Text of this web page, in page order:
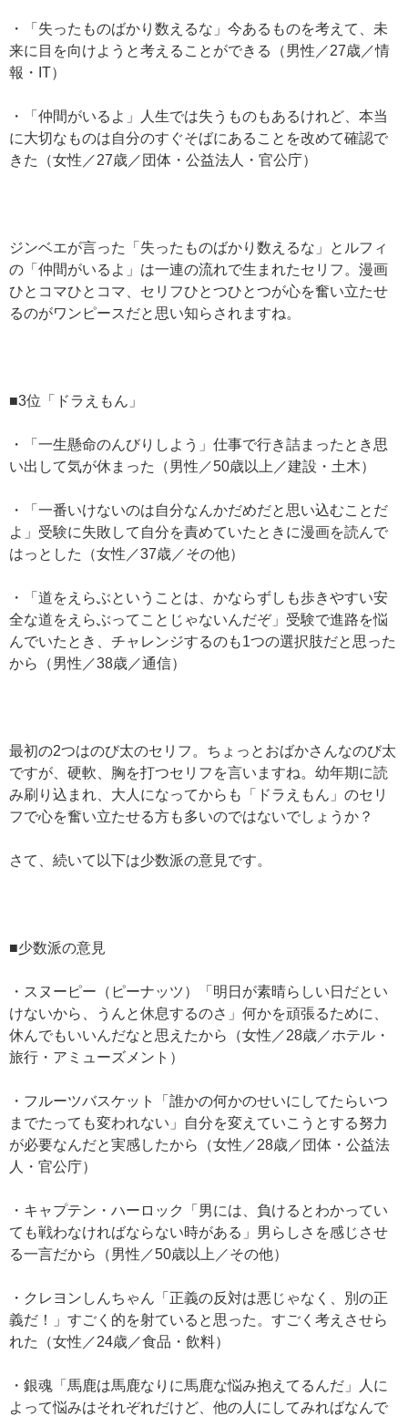
・「失ったものばかり数えるな」今あるものを考えて、未
来に目を向けようと考えることができる（男性／27歳／情
報・IT）
・「仲間がいるよ」人生では失うものもあるけれど、本当
に大切なものは自分のすぐそばにあることを改めて確認で
きた（女性／27歳／団体・公益法人・官公庁）
ジンベエが言った「失ったものばかり数えるな」とルフィ
の「仲間がいるよ」は一連の流れで生まれたセリフ。漫画
ひとコマひとコマ、セリフひとつひとつが心を奮い立たせ
るのがワンピースだと思い知らされますね。
■3位「ドラえもん」
・「一生懸命のんびりしよう」仕事で行き詰まったとき思
い出して気が休まった（男性／50歳以上／建設・土木）
・「一番いけないのは自分なんかだめだと思い込むことだ
よ」受験に失敗して自分を責めていたときに漫画を読んで
はっとした（女性／37歳／その他）
・「道をえらぶということは、かならずしも歩きやすい安
全な道をえらぶってことじゃないんだぞ」受験で進路を悩
んでいたとき、チャレンジするのも1つの選択肢だと思った
から（男性／38歳／通信）
最初の2つはのび太のセリフ。ちょっとおばかさんなのび太
ですが、硬軟、胸を打つセリフを言いますね。幼年期に読
み刷り込まれ、大人になってからも「ドラえもん」のセリ
フで心を奮い立たせる方も多いのではないでしょうか？
さて、続いて以下は少数派の意見です。
■少数派の意見
・スヌーピー（ピーナッツ）「明日が素晴らしい日だとい
けないから、うんと休息するのさ」何かを頑張るために、
休んでもいいんだなと思えたから（女性／28歳／ホテル・
旅行・アミューズメント）
・フルーツバスケット「誰かの何かのせいにしてたらいつ
までたっても変われない」自分を変えていこうとする努力
が必要なんだと実感したから（女性／28歳／団体・公益法
人・官公庁）
・キャプテン・ハーロック「男には、負けるとわかってい
ても戦わなければならない時がある」男らしさを感じさせ
る一言だから（男性／50歳以上／その他）
・クレヨンしんちゃん「正義の反対は悪じゃなく、別の正
義だ！」すごく的を射ていると思った。すごく考えさせら
れた（女性／24歳／食品・飲料）
・銀魂「馬鹿は馬鹿なりに馬鹿な悩み抱えてるんだ」人に
よって悩みはそれぞれだけど、他の人にしてみればなんで